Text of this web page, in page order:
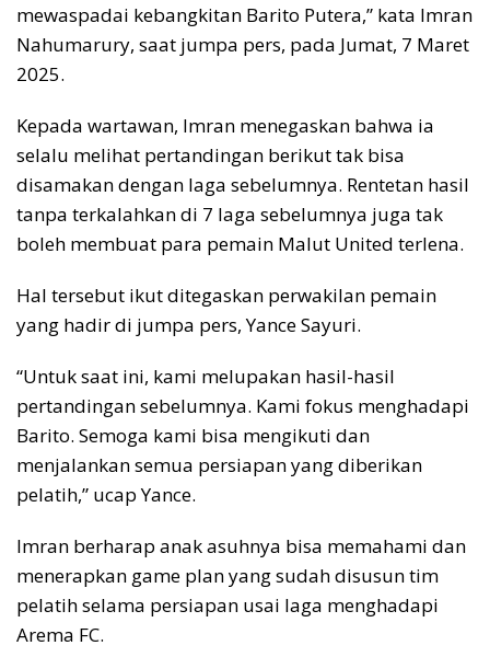
mewaspadai kebangkitan Barito Putera,” kata Imran
Nahumarury, saat jumpa pers, pada Jumat, 7 Maret
2025.
Kepada wartawan, Imran menegaskan bahwa ia
selalu melihat pertandingan berikut tak bisa
disamakan dengan laga sebelumnya. Rentetan hasil
tanpa terkalahkan di 7 laga sebelumnya juga tak
boleh membuat para pemain Malut United terlena.
Hal tersebut ikut ditegaskan perwakilan pemain
yang hadir di jumpa pers, Yance Sayuri.
“Untuk saat ini, kami melupakan hasil-hasil
pertandingan sebelumnya. Kami fokus menghadapi
Barito. Semoga kami bisa mengikuti dan
menjalankan semua persiapan yang diberikan
pelatih,” ucap Yance.
Imran berharap anak asuhnya bisa memahami dan
menerapkan game plan yang sudah disusun tim
pelatih selama persiapan usai laga menghadapi
Arema FC.